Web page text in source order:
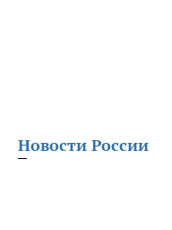
Новости России